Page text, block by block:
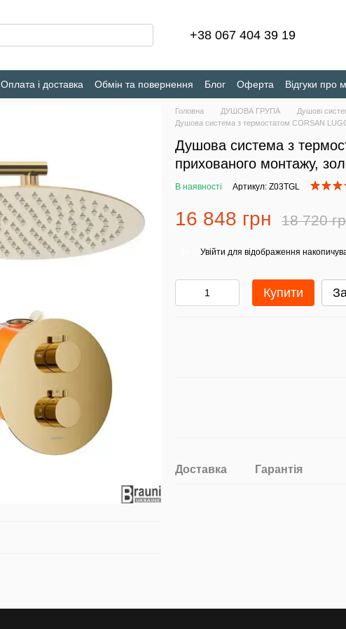
+38 067 404 39 19
Оплата і доставка Обмін та повернення Блог Оферта
Відгуки про
Головна ДУШОВА ГРУПА Душові
Душова система з термостатом CORSAN
Душова система з
прихованого монтажу,
В наявності Артикул: Z03TGL
16 848 грн 18 720
Увійти для відображення
Купити
Доставка Гарантія